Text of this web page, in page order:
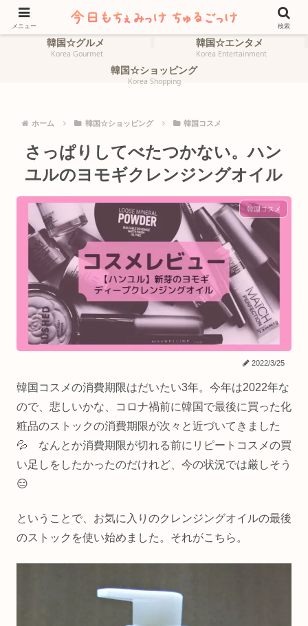
ホーム
HOME
韓国☆旅行
韓国☆グルメ
Korea Gourmet
韓国☆エンタメ
Korea Entertainment
韓国☆ショッピング
Korea Shopping
ホーム 韓国☆ショッピング 韓国コスメ
さっぱりしてべたつかない。ハン
ユルのヨモギクレンジングオイル
韓国コスメ
2022/3/25
韓国コスメの消費期限はだいたい3年。今年は2022年な
ので、悲しいかな、コロナ禍前に韓国で最後に買った化
粧品のストックの消費期限が次々と近づいてきました
💦 なんとか消費期限が切れる前にリピートコスメの買
い足しをしたかったのだけれど、今の状況では厳しそう
😑
ということで、お気に入りのクレンジングオイルの最後
のストックを使い始めました。それがこちら。
メニュー 検索